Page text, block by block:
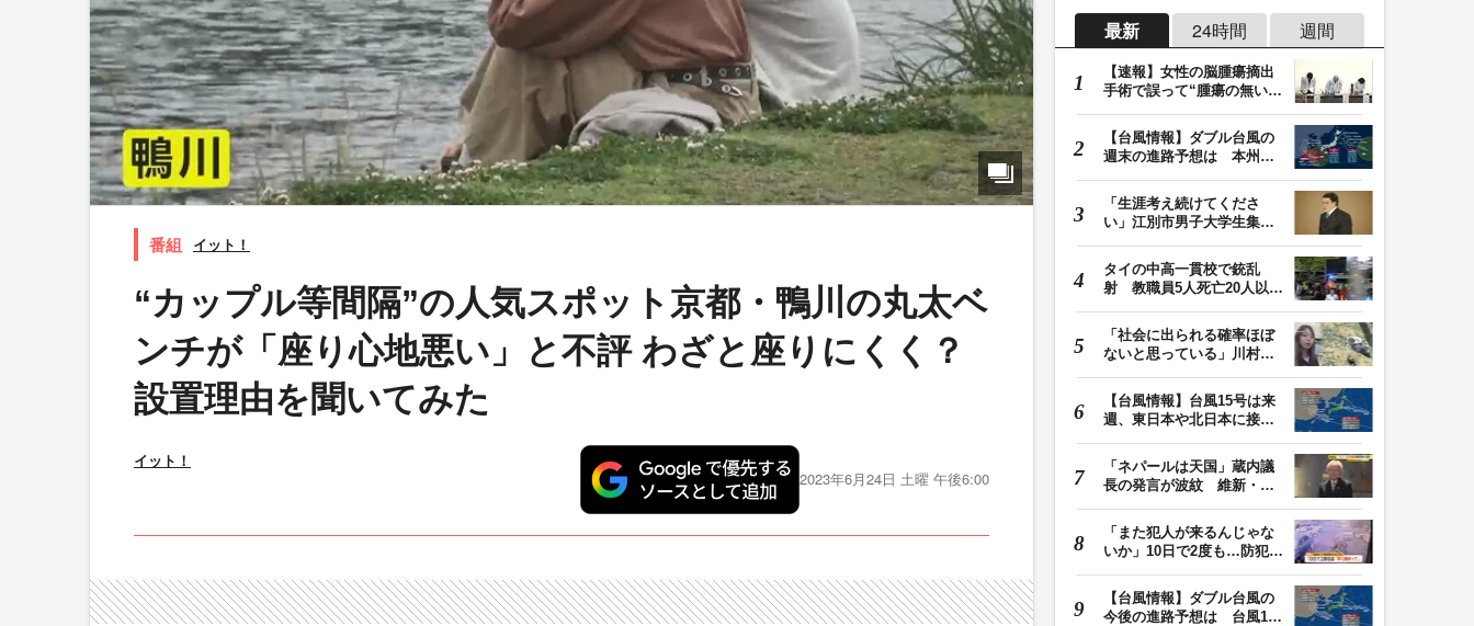
イット！
“カップル等間隔”の人気スポット京都・鴨川の丸太ベ
ンチが「座り心地悪い」と不評 わざと座りにくく？
設置理由を聞いてみた
イット！
2023年6月24日 土曜 午後6:00
最新 24時間 週間
【速報】女性の脳腫瘍摘出
手術で誤って“腫瘍の無い部
【台風情報】ダブル台風の
週末の進路予想は 本州は
「生涯考え続けてくださ
い」江別市男子大学生集団
タイの中高一貫校で銃乱
射 教職員5人死亡20人以上
「社会に出られる確率ほぼ
ないと思っている」川村葉
【台風情報】台風15号は来
週、東日本や北日本に接近
「ネパールは天国」蔵内議
長の発言が波紋 維新・吉
「また犯人が来るんじゃな
いか」10日で2度も…防犯カ
【台風情報】ダブル台風の
今後の進路予想は 台風13